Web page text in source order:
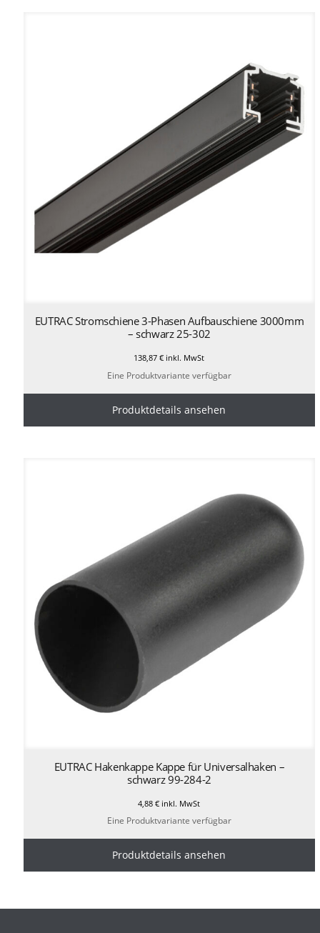
EUTRAC Stromschiene 3-Phasen Aufbauschiene 3000mm
– schwarz 25-302
138,87€ inkl. MwSt
Eine Produktvariante verfügbar
Produktdetails ansehen
EUTRAC Hakenkappe Kappe für Universalhaken –
schwarz 99-284-2
4,88€ inkl. MwSt
Eine Produktvariante verfügbar
Produktdetails ansehen